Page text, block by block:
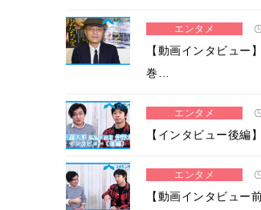
エンタメ
【動画インタビュー
巻…
エンタメ
【インタビュー後編
エンタメ
【動画インタビュー